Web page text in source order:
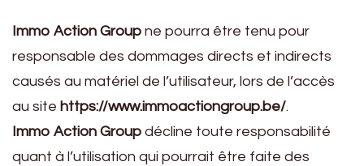
Immo Action Group ne pourra être tenu pour
responsable des dommages directs et indirects
causés au matériel de l’utilisateur, lors de l’accès
au site https://www.immoactiongroup.be/.
Immo Action Group décline toute responsabilité
quant à l’utilisation qui pourrait être faite des